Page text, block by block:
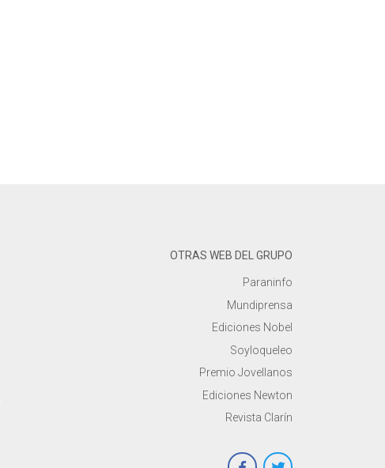
OTRAS WEB DEL GRUPO
Paraninfo
Mundiprensa
Ediciones Nobel
Soyloqueleo
Premio Jovellanos
Ediciones Newton
Revista Clarín